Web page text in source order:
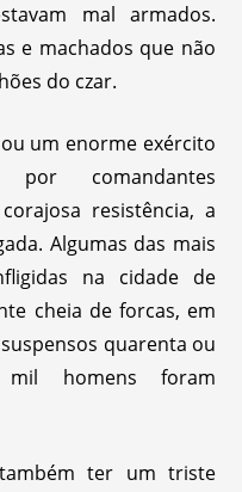
mal armados.
e machados que não
do czar.
um enorme exército
comandantes
resistência, a
Algumas das mais
na cidade de
cheia de forcas, em
quarenta ou
mil homens foram
ter um triste